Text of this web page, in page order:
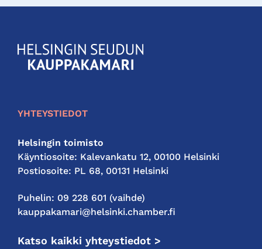
KauppakamariHelsingin
seudun
YHTEYSTIEDOT
Helsingin toimisto
Käyntiosoite: Kalevankatu 12, 00100 Helsinki
Postiosoite: PL 68, 00131 Helsinki
Puhelin: 09 228 601 (vaihde)
kauppakamari@helsinki.chamber.fi
Katso kaikki yhteystiedot >